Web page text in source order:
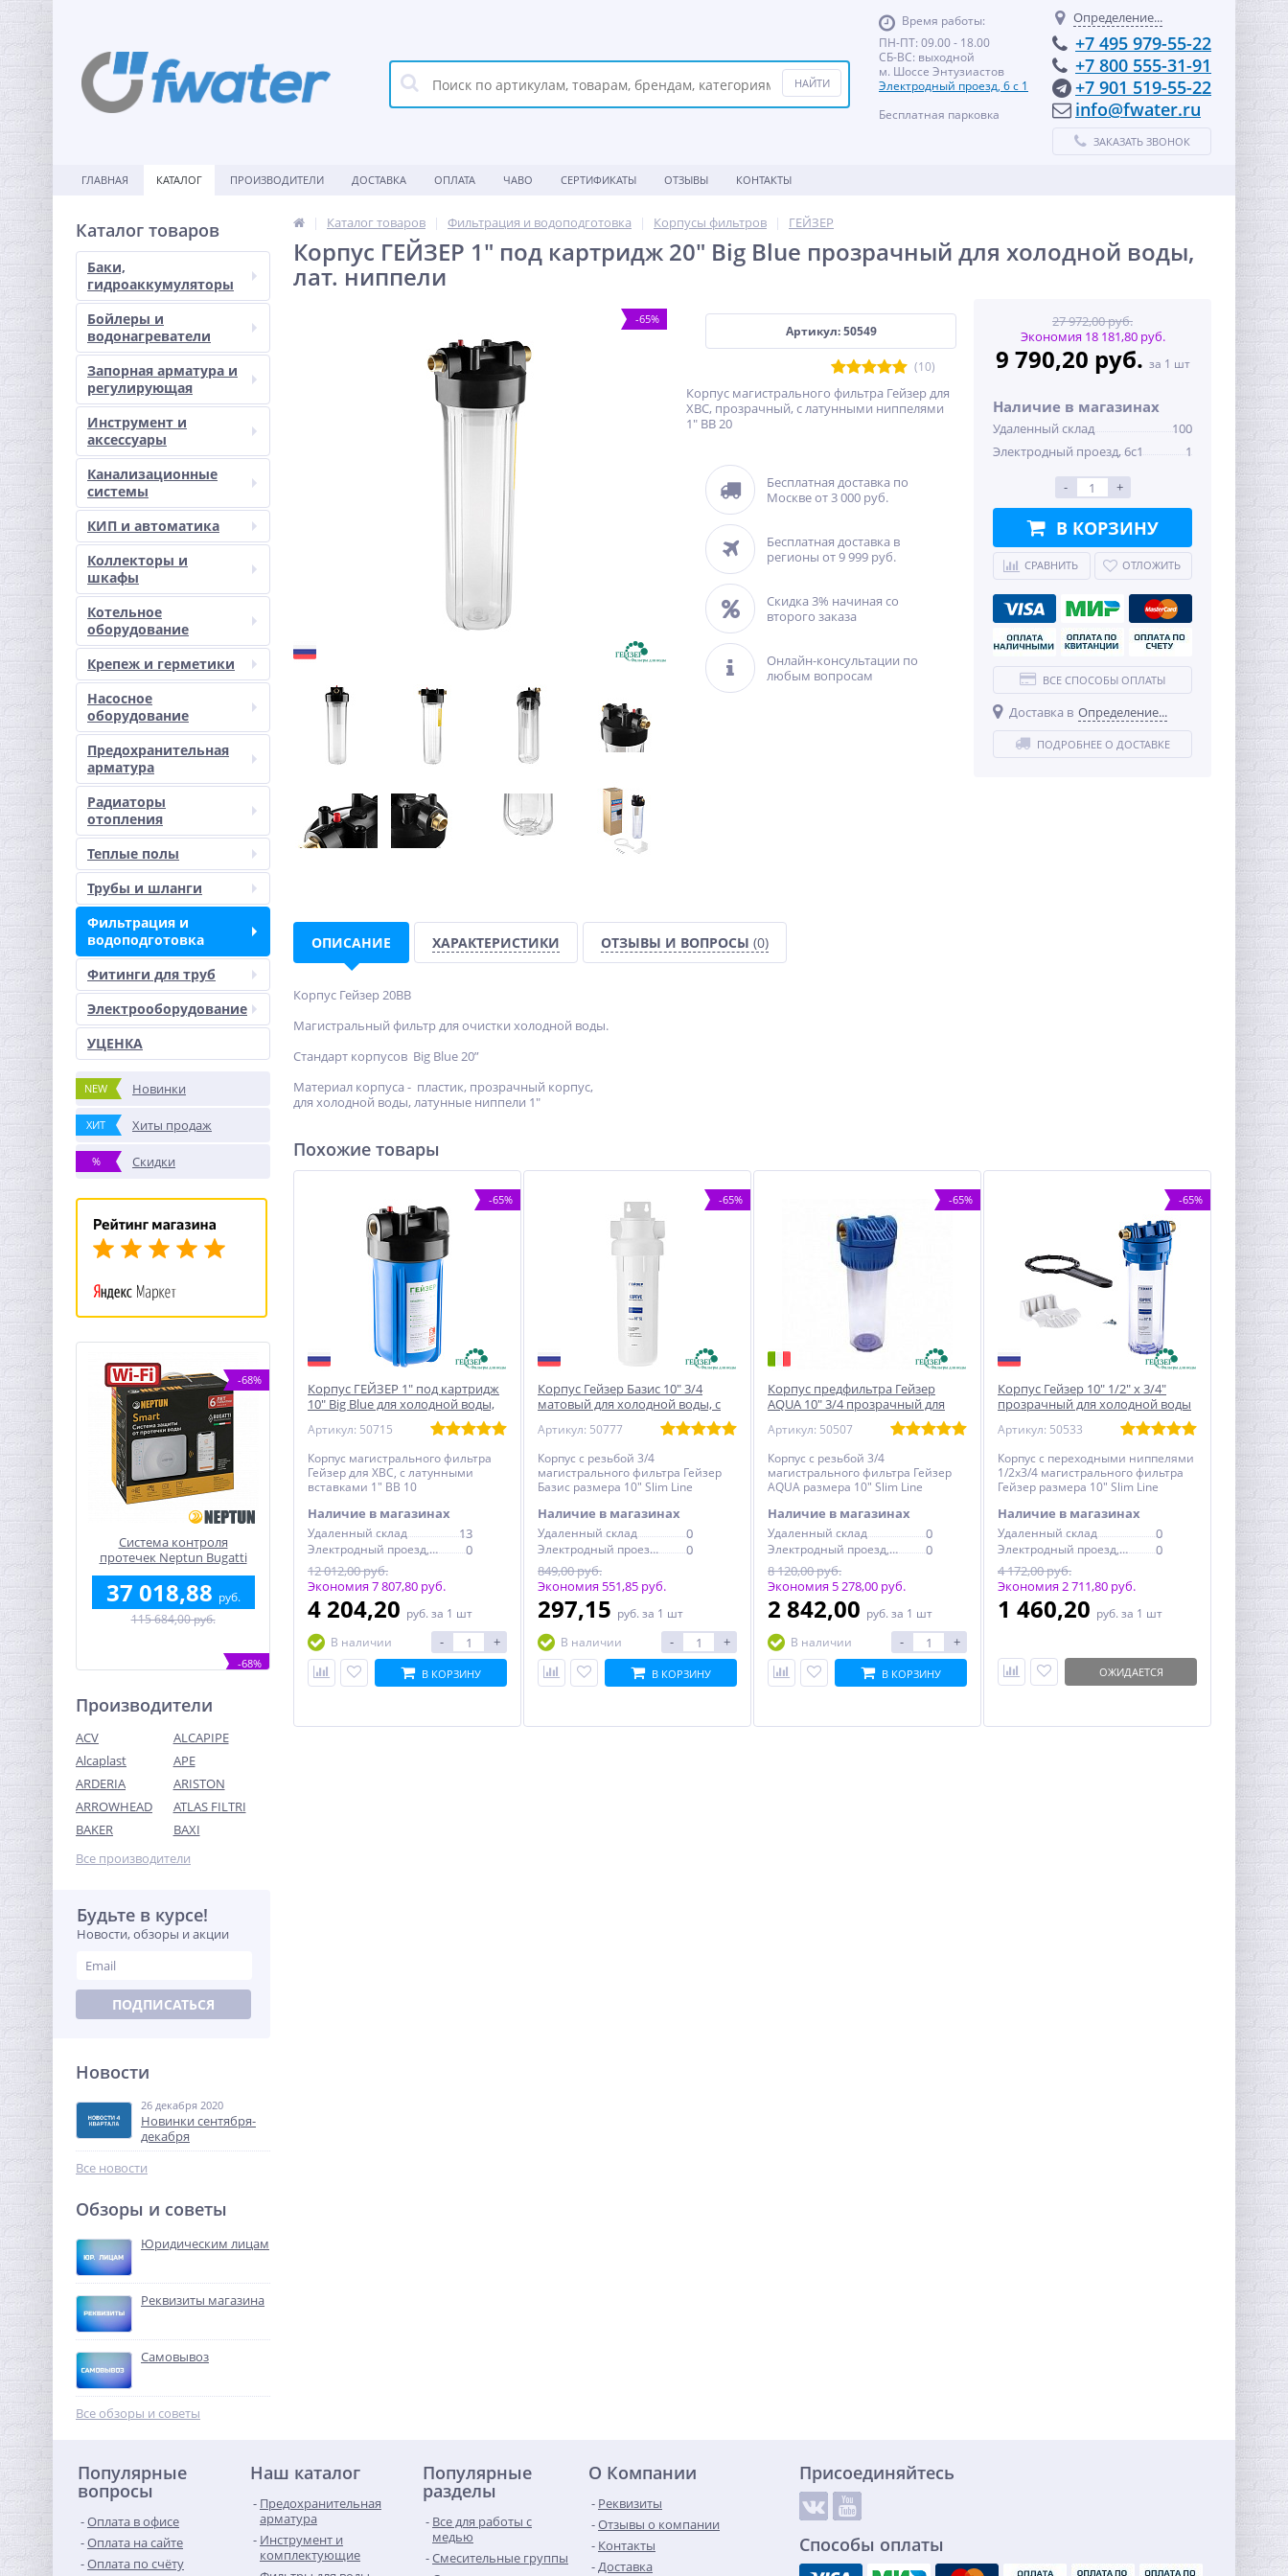
Время работы:
ПН-ПТ: 09.00 - 18.00
СБ-ВС: выходной
м. Шоссе Энтузиастов
Электродный проезд, 6 с 1
Бесплатная парковка
Определение...
+7 495 979-55-22
+7 800 555-31-91
+7 901 519-55-22
info@fwater.ru
ЗАКАЗАТЬ ЗВОНОК
ГЛАВНАЯ КАТАЛОГ ПРОИЗВОДИТЕЛИ ДОСТАВКА ОПЛАТА ЧАВО СЕРТИФИКАТЫ ОТЗЫВЫ КОНТАКТЫ
Каталог товаров
Баки,
гидроаккумуляторы
Бойлеры и
водонагреватели
Запорная арматура и
регулирующая
Инструмент и
аксессуары
Канализационные
системы
КИП и автоматика
Коллекторы и
шкафы
Котельное
оборудование
Крепеж и герметики
Насосное
оборудование
Предохранительная
арматура
Радиаторы
отопления
Теплые полы
Трубы и шланги
Фильтрация и
водоподготовка
Фитинги для труб
Электрооборудование
УЦЕНКА
NEW Новинки
ХИТ Хиты продаж
% Скидки
-68%
Система контроля
протечек Neptun Bugatti
Smart Tuya 3/4"
37 018,88 руб.
115 684,00 руб.
-68%
Американка с плоской
прокладкой 1/2" x 1/2" ВН
латунь UNI-FITT
267,52
Предохранительный
клапан 3/4х1 ROMMER для
отопления 3 бар
451,84
Кран шаровый с
электроприводом Neptun
Profi 12В 3/4"
25 256,00 руб.
-68%
Производители
ACV
ALCAPIPE
Alcaplast
APE
ARDERIA
ARISTON
ARROWHEAD
ATLAS FILTRI
BAKER
BAXI
Все производители
Будьте в курсе!
Новости, обзоры и акции
ПОДПИСАТЬСЯ
Новости
26 декабря 2020
Новинки сентября-
декабря
Все новости
Обзоры и советы
Юридическим лицам
Реквизиты магазина
Самовывоз
Все обзоры и советы
Каталог товаров Фильтрация и водоподготовка Корпусы фильтров ГЕЙЗЕР
Корпус ГЕЙЗЕР 1" под картридж 20" Big Blue прозрачный для холодной воды,
лат. ниппели
-65%
Артикул: 50549
(10)
Корпус магистрального фильтра Гейзер для
ХВС, прозрачный, с латунными ниппелями
1" BB 20
Бесплатная доставка по
Москве от 3 000 руб.
Бесплатная доставка в
регионы от 9 999 руб.
Скидка 3% начиная со
второго заказа
Онлайн-консультации по
любым вопросам
27 972,00 руб.
Экономия 18 181,80 руб.
9 790,20 руб. за 1 шт
Наличие в магазинах
Удаленный склад
100
Электродный проезд, 6с1
1
- +
В КОРЗИНУ
СРАВНИТЬ ОТЛОЖИТЬ
ВСЕ СПОСОБЫ ОПЛАТЫ
Доставка в Определение...
ПОДРОБНЕЕ О ДОСТАВКЕ
ОПИСАНИЕ ХАРАКТЕРИСТИКИ ОТЗЫВЫ И ВОПРОСЫ (0)
Корпус Гейзер 20BB
Магистральный фильтр для очистки холодной воды.
Стандарт корпусов Big Blue 20”
Материал корпуса - пластик, прозрачный корпус,
для холодной воды, латунные ниппели 1"
Похожие товары
-65%
Корпус ГЕЙЗЕР 1" под картридж
10" Big Blue для холодной воды,
Артикул: 50715
Корпус магистрального фильтра
Гейзер для ХВС, с латунными
вставками 1" BB 10
Наличие в магазинах
Удаленный склад 13
Электродный проезд, 6с1
0
12 012,00 руб.
Экономия 7 807,80 руб.
4 204,20 руб. за 1 шт
В наличии
- +
В КОРЗИНУ
-65%
Корпус Гейзер Базис 10" 3/4
матовый для холодной воды, с
латунными вставками
Артикул: 50777
Корпус с резьбой 3/4
магистрального фильтра Гейзер
Базис размера 10" Slim Line
Наличие в магазинах
Удаленный склад 0
Электродный проезд, 6с1
0
849,00 руб.
Экономия 551,85 руб.
297,15 руб. за 1 шт
В наличии
- +
В КОРЗИНУ
-65%
Корпус предфильтра Гейзер
AQUA 10" 3/4 прозрачный для
Артикул: 50507
Корпус с резьбой 3/4
магистрального фильтра Гейзер
AQUA размера 10" Slim Line
Наличие в магазинах
Удаленный склад 0
Электродный проезд, 6с1
0
8 120,00 руб.
Экономия 5 278,00 руб.
2 842,00 руб. за 1 шт
В наличии
- +
В КОРЗИНУ
-65%
Корпус Гейзер 10" 1/2" x 3/4"
прозрачный для холодной воды
Артикул: 50533
Корпус с переходными ниппелями
1/2х3/4 магистрального фильтра
Гейзер размера 10" Slim Line
Наличие в магазинах
Удаленный склад 0
Электродный проезд, 6с1
0
4 172,00 руб.
Экономия 2 711,80 руб.
1 460,20 руб. за 1 шт
ОЖИДАЕТСЯ
Популярные
вопросы
Оплата в офисе
Оплата на сайте
Оплата по счёту
Наш каталог
Предохранительная
арматура
Инструмент и
комплектующие
Популярные
разделы
Все для работы с
медью
Смесительные группы
О Компании
Реквизиты
Отзывы о компании
Контакты
Доставка
Присоединяйтесь
Способы оплаты